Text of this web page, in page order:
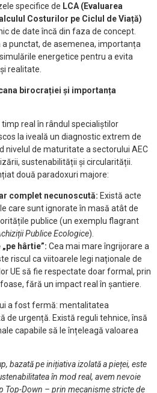
specifice de LCA (Evaluarea
Costurilor pe Ciclul de Viață)
de date încă din faza de concept.
a punctat, de asemenea, importanța
energetice pentru a evita
realitate.
birocrației și importanța
real în rândul specialiștilor
la iveală un diagnostic extrem de
nivelul de maturitate a sectorului AEC
sustenabilității și circularității.
două paradoxuri majore:
complet necunoscută: Există acte
care sunt ignorate în masă atât de
publice (un exemplu flagrant
Publice Ecologice).
hârtie”: Cea mai mare îngrijorare a
riscul ca viitoarele legi naționale de
UE să fie respectate doar formal, prin
fără un impact real în șantiere.
a fost fermă: mentalitatea
de urgență. Există reguli tehnice, însă
capabile să le înțeleagă valoarea
bazată pe inițiativa izolată a pieței, este
în mod real, avem nevoie
Top-Down – prin mecanisme stricte de